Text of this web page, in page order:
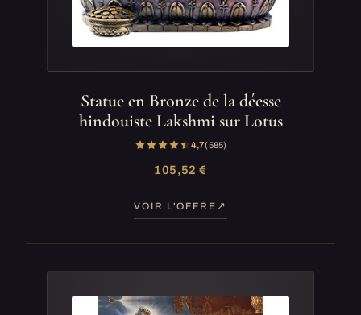
Statue en Bronze de la déesse
hindouiste Lakshmi sur Lotus
4,7(585)
105,52 €
VOIR L'OFFRE